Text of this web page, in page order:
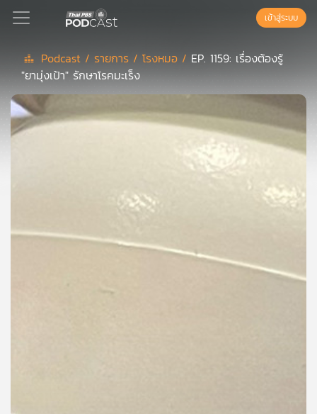
Podcast
เพล
เข้าสู่ระบบ
Podcast / รายการ /โรงหมอ / EP. 1159: เรื่องต้องรู้
"ยามุ่งเป้า" รักษาโรคมะเร็ง